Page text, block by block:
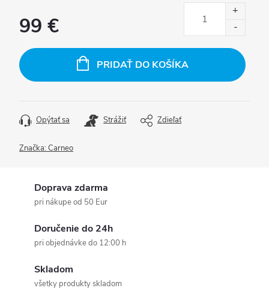
99 €
cena:
PRIDAŤ DO KOŠÍKA
Opýtať sa Strážiť Zdieľať
Značka:Carneo
Doprava zdarma
pri nákupe od 50 Eur
Doručenie do 24h
pri objednávke do 12:00 h
Skladom
všetky produkty skladom